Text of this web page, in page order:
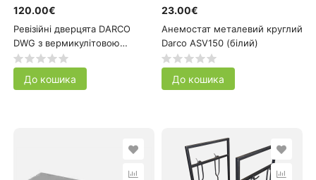
120.00€
Ревізійні дверцята DARCO
DWG з вермикулітовою
плитою 400x400 мм
До кошика
23.00€
Анемостат металевий круглий
Darco ASV150 (білий)
До кошика